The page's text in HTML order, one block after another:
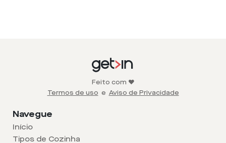
Feito com ❤️
Termos de uso e Aviso de Privacidade
Navegue
Início
Tipos de Cozinha